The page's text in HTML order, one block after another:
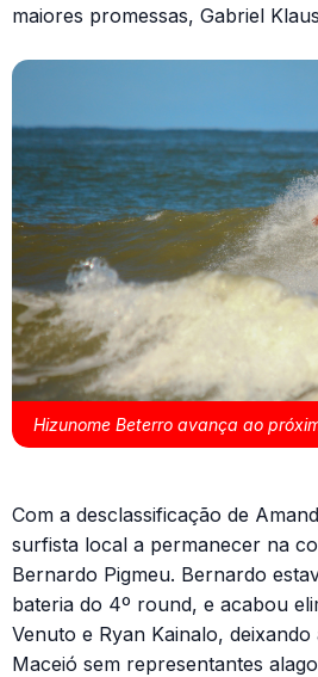
maiores promessas, Gabriel
Hizunome Beterro avança ao
Com a desclassificação de
surfista local a permanecer na
Bernardo Pigmeu. Bernardo
bateria do 4º round, e acabou
Venuto e Ryan Kainalo,
Maceió sem representantes